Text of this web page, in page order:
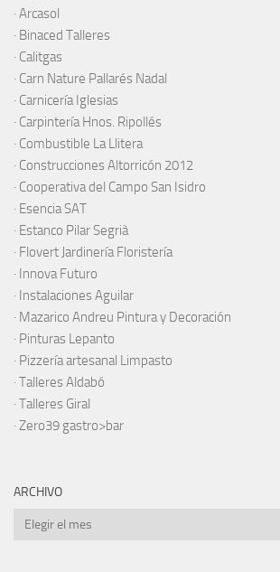
· Arcasol
· Binaced Talleres
· Calitgas
· Carn Nature Pallarés Nadal
· Carnicería Iglesias
· Carpintería Hnos. Ripollés
· Combustible La Llitera
· Construcciones Altorricón 2012
· Cooperativa del Campo San Isidro
· Esencia SAT
· Estanco Pilar Segrià
· Flovert Jardinería Floristería
· Innova Futuro
· Instalaciones Aguilar
· Mazarico Andreu Pintura y Decoración
· Pinturas Lepanto
· Pizzería artesanal Limpasto
· Talleres Aldabó
· Talleres Giral
· Zero39 gastro>bar
ARCHIVO
Archivo